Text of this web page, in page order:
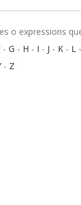
o expressions
- G - H - I - J - K - L -
- Z